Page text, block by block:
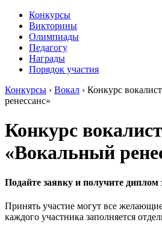
Конкурсы
Викторины
Олимпиады
Педагогу
Награды
Порядок участия
Конкурсы › Вокал › Конкурс
ренессанс»
Конкурс
«Вокальный
Подайте заявку и получите диплом
Принять участие могут все
каждого участника заполняется